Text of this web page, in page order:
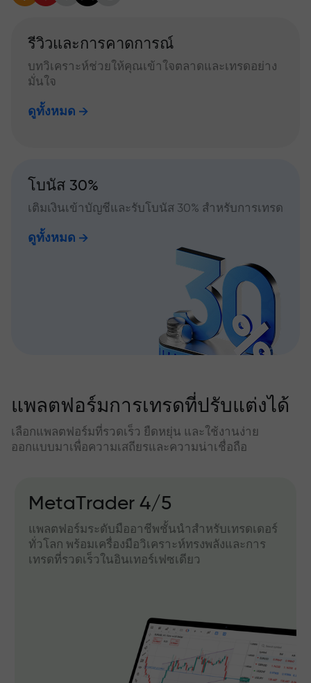
รีวิวและการคาดการณ์
บทวิเคราะห์ช่วยให้คุณเข้าใจตลาดและเทรดอย่าง
มั่นใจ
ดูทั้งหมด
โบนัส 30%
เติมเงินเข้าบัญชีและรับโบนัส 30% สำหรับการเทรด
ดูทั้งหมด
แพลตฟอร์มการเทรดที่ปรับแต่งได้
เลือกแพลตฟอร์มที่รวดเร็ว ยืดหยุ่น และใช้งานง่าย
ออกแบบมาเพื่อความเสถียรและความน่าเชื่อถือ
MetaTrader 4/5
แพลตฟอร์มระดับมืออาชีพชั้นนำสำหรับเทรดเดอร์
ทั่วโลก พร้อมเครื่องมือวิเคราะห์ทรงพลังและการ
เทรดที่รวดเร็วในอินเทอร์เฟซเดียว